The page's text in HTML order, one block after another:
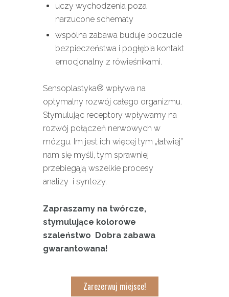
uczy wychodzenia poza
narzucone schematy
wspólna zabawa buduje poczucie
bezpieczeństwa i pogłębia kontakt
emocjonalny z rówieśnikami.
Sensoplastyka® wpływa na
optymalny rozwój całego organizmu.
Stymulując receptory wpływamy na
rozwój połączeń nerwowych w
mózgu. Im jest ich więcej tym „łatwiej”
nam się myśli, tym sprawniej
przebiegają wszelkie procesy
analizy i syntezy.
Zapraszamy na twórcze,
stymulujące kolorowe
szaleństwo Dobra zabawa
gwarantowana!
Zarezerwuj miejsce!